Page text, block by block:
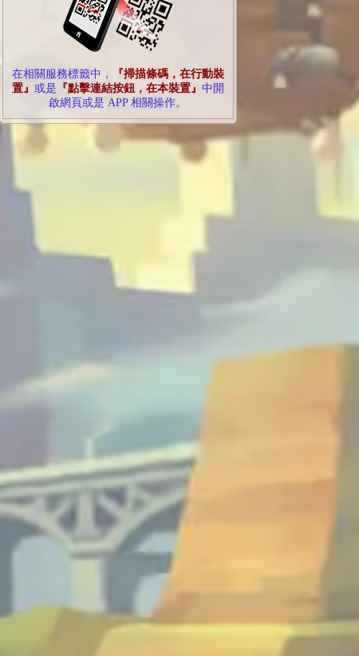
在相關服務標籤中，
『掃描條碼，在行動裝
置』 或是 『點擊連結按鈕，在本裝置』 中開
啟網頁或是 APP 相關操作。